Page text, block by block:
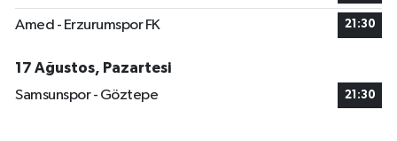
Amed - Erzurumspor FK 21:30
17 Ağustos, Pazartesi
Samsunspor - Göztepe
21:30